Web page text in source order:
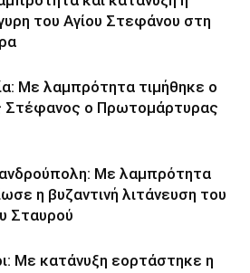
του Αγίου Στεφάνου στη
Με λαμπρότητα τιμήθηκε ο
Στέφανος ο Πρωτομάρτυρας
Με λαμπρότητα
η βυζαντινή λιτάνευση του
Σταυρού
Με κατάνυξη εορτάστηκε η